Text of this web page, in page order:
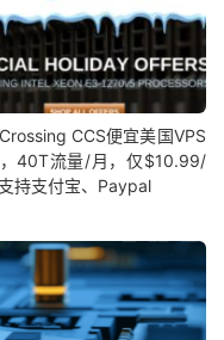
CCS便宜美国VPS
40T流量/月，仅$10.99/
持支付宝、Paypal